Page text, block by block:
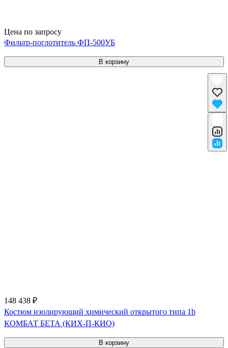
Цена по запросу
Фильтр-поглотитель ФП-500УБ
В корзину
148 438 ₽
Костюм изолирующий химический открытого типа 1b
КОМБАТ БЕТА (КИХ-П-КИО)
В корзину